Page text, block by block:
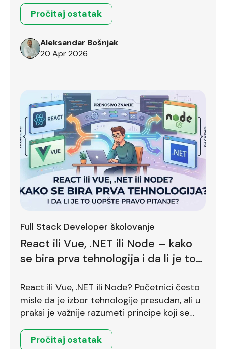
Pročitaj ostatak
Aleksandar Bošnjak
20 Apr 2026
Full Stack Developer školovanje
React ili Vue, .NET ili Node – kako
se bira prva tehnologija i da li je to
React ili Vue, .NET ili Node? Početnici često
misle da je izbor tehnologije presudan, ali u
praksi je važnije razumeti principe koji se
Pročitaj ostatak